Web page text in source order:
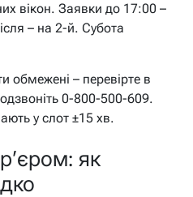
вікон. Заявки до 17:00 –
– на 2-й. Субота
обмежені – перевірте в
0-800-500-609.
у слот ±15 хв.
як